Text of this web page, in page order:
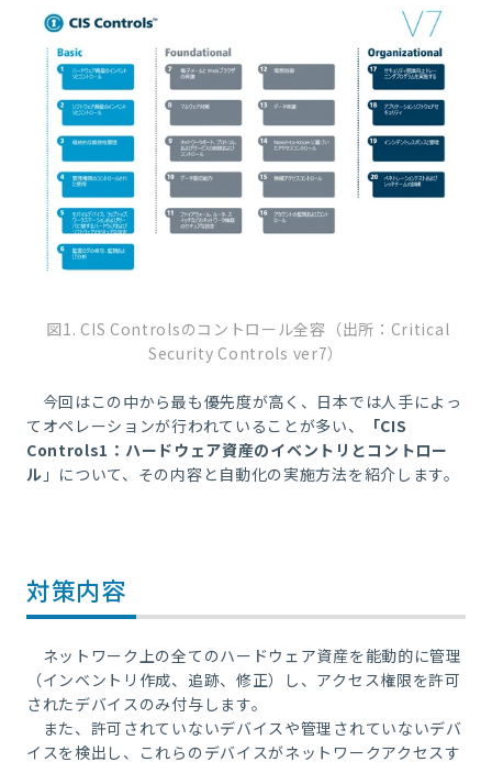
図1. CIS Controlsのコントロール全容（出所：Critical
Security Controls ver7）
今回はこの中から最も優先度が高く、日本では人手によっ
てオペレーションが行われていることが多い、
「CIS
Controls1：ハードウェア資産のイベントリとコントロー
ル 」について、その内容と自動化の実施方法を紹介します。
対策内容
ネットワーク上の全てのハードウェア資産を能動的に管理
（インベントリ作成、追跡、修正）し、アクセス権限を許可
されたデバイスのみ付与します。
また、許可されていないデバイスや管理されていないデバ
イスを検出し、これらのデバイスがネットワークアクセスす